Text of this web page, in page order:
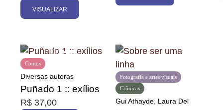
VISUALIZAR
Contos
Diversas autoras
Puñado 1 :: exílios
R$ 37,00
Crônicas
Fotografia e artes visuais
Gui Athayde, Laura Del